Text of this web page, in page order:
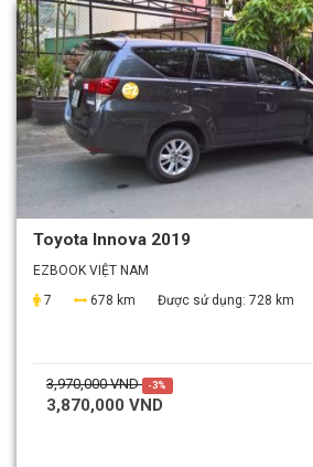
Toyota Innova 2019
EZBOOK VIỆT NAM
7
678 km Được sử dụng: 728 km
3,970,000 VND -3%
3,870,000 VND